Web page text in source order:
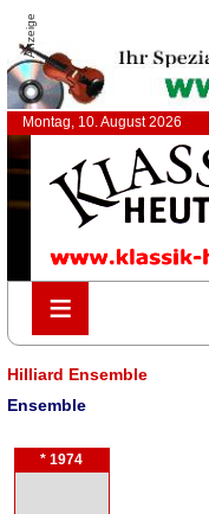
Anzeige
Montag, 10. August 2026
≡
≡
Hilliard Ensemble
Ensemble
* 1974